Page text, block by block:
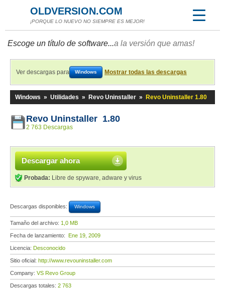
OLDVERSION.COM
¡PORQUE LO NUEVO NO SIEMPRE ES MEJOR!
Escoge un título de software...a la versión que amas!
Ver descargas para Windows Mostrar todas las descargas
Windows » Utilidades » Revo Uninstaller » Revo Uninstaller 1.80
Revo Uninstaller 1.80
2 763 Descargas
Descargar ahora
Probada: Libre de spyware, adware y virus
Descargas disponibles: Windows
Tamaño del archivo: 1,0 MB
Fecha de lanzamiento: Ene 19, 2009
Licencia: Desconocido
Sitio oficial: http://www.revouninstaller.com
Company: VS Revo Group
Descargas totales: 2 763